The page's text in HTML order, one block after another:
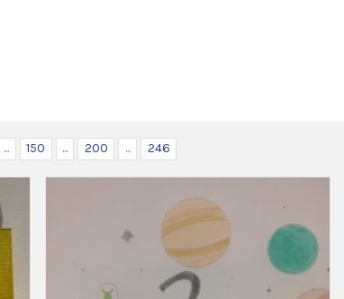
... 150 ... 200 ... 246